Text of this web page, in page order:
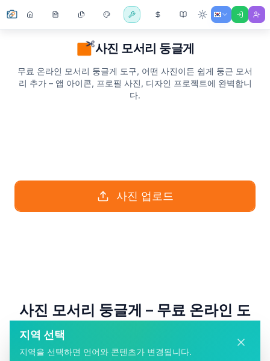
사진 모서리 둥글게
무료 온라인 모서리 둥글게 도구, 어떤 사진이든 쉽게 둥근 모서
리 추가 – 앱 아이콘, 프로필 사진, 디자인 프로젝트에 완벽합니
다.
사진 업로드
사진 모서리 둥글게 – 무료 온라인 도
사진 모서리 둥글게는 어떤 사진에든 둥근 모서리를 추가하는 무
지역 선택
지역을 선택하면 언어와 콘텐츠가 변경됩니다.